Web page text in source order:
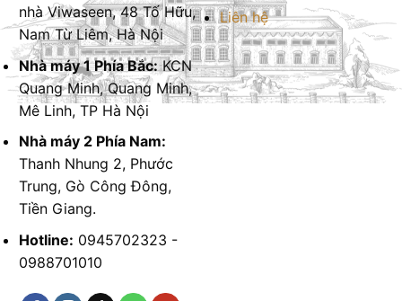
nhà Viwaseen, 48 Tố Hữu,
Nam Từ Liêm, Hà Nội
Nhà máy 1 Phía Bắc:KCN
Quang Minh, Quang Minh,
Mê Linh, TP Hà Nội
Nhà máy 2 Phía Nam:
Thanh Nhung 2, Phước
Trung, Gò Công Đông,
Tiền Giang.
Hotline: 0945702323 -
0988701010
Liên hệ